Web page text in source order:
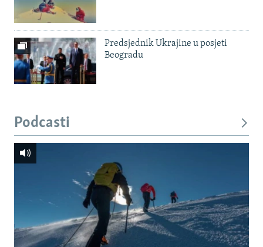
Predsjednik Ukrajine u posjeti
Beogradu
Podcasti